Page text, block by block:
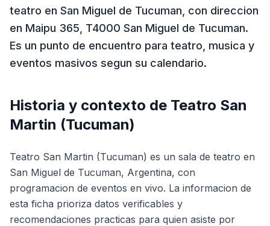
teatro en San Miguel de Tucuman, con direccion
en Maipu 365, T4000 San Miguel de Tucuman.
Es un punto de encuentro para teatro, musica y
eventos masivos segun su calendario.
Historia y contexto de Teatro San
Martin (Tucuman)
Teatro San Martin (Tucuman) es un sala de teatro en
San Miguel de Tucuman, Argentina, con
programacion de eventos en vivo. La informacion de
esta ficha prioriza datos verificables y
recomendaciones practicas para quien asiste por